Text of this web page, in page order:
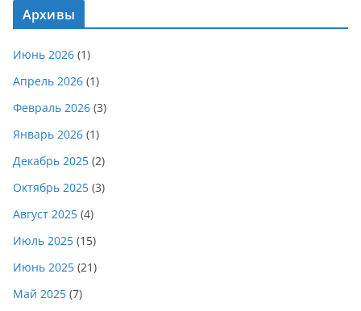
Архивы
Июнь 2026 (1)
Апрель 2026 (1)
Февраль 2026 (3)
Январь 2026 (1)
Декабрь 2025 (2)
Октябрь 2025 (3)
Август 2025 (4)
Июль 2025 (15)
Июнь 2025 (21)
Май 2025 (7)